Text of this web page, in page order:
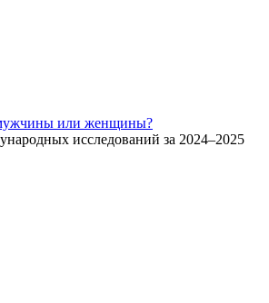
или женщины?
исследований за 2024–2025